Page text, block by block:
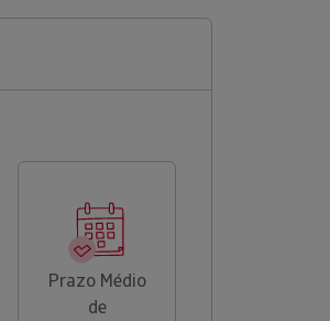
Prazo Médio
de